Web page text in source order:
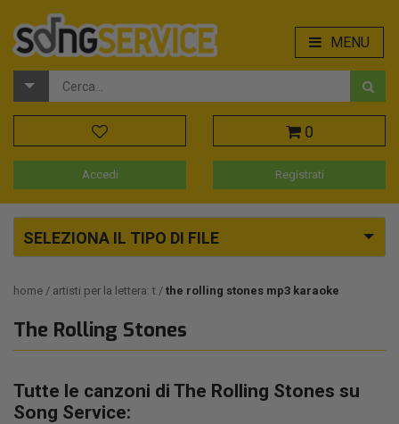
MENU
0
Accedi Registrati
SELEZIONA IL TIPO DI FILE
home artisti per la lettera: t the rolling stones mp3 karaoke
The Rolling Stones
Tutte le canzoni di The Rolling Stones su
Song Service: